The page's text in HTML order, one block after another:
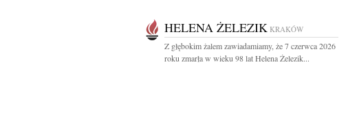
HELENA ŻELEZIK KRAKÓW
Z głębokim żalem zawiadamiamy, że 7 czerwca 2026
roku zmarła w wieku 98 lat Helena Żelezik...